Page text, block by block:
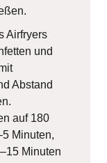
Airfryers
und
Abstand
auf 180
Minuten,
Minuten